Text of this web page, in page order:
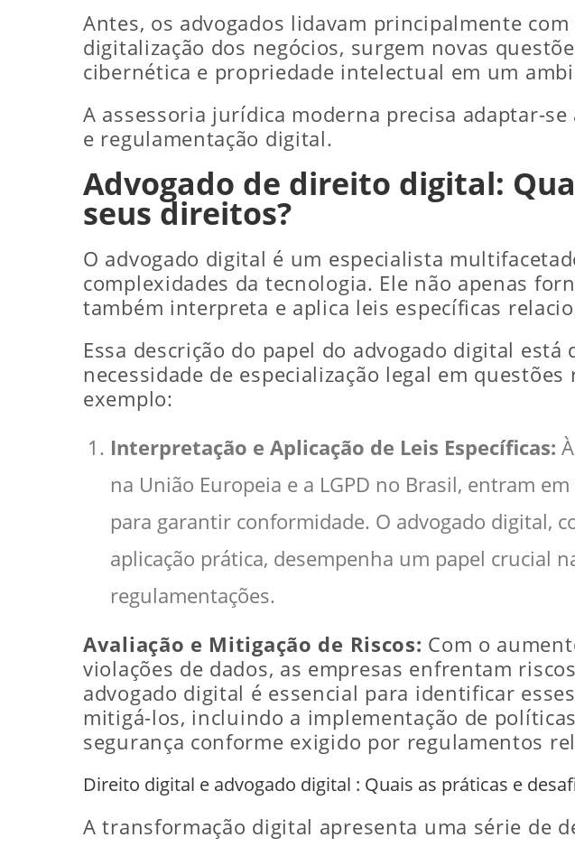
Antes, os advogados lidavam principalmente
digitalização dos negócios, surgem novas
cibernética e propriedade intelectual em um
A assessoria jurídica moderna precisa adaptar-
e regulamentação digital.
Advogado de direito digital:
seus direitos?
O advogado digital é um especialista
complexidades da tecnologia. Ele não apenas
também interpreta e aplica leis específicas
Essa descrição do papel do advogado digital
necessidade de especialização legal em
exemplo:
Interpretação e Aplicação de Leis Específicas:
na União Europeia e a LGPD no Brasil, entram
para garantir conformidade. O advogado digital,
aplicação prática, desempenha um papel crucial
regulamentações.
Avaliação e Mitigação de Riscos: Com o
violações de dados, as empresas enfrentam
advogado digital é essencial para identificar
mitigá-los, incluindo a implementação de
segurança conforme exigido por regulamentos
Direito digital e advogado digital : Quais as práticas e
A transformação digital apresenta uma série de